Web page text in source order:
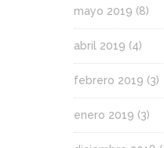
mayo 2019 (8)
abril 2019 (4)
febrero 2019 (3)
enero 2019 (3)